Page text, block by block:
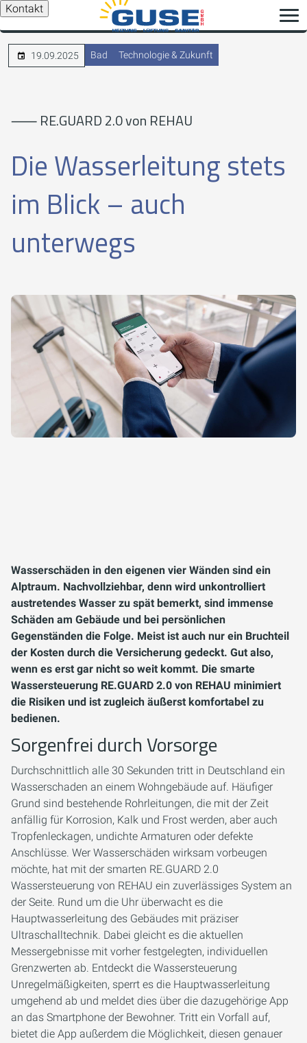
Kontakt
19.09.2025 Bad Technologie & Zukunft
⸺ RE.GUARD 2.0 von REHAU
Die Wasserleitung stets
im Blick – auch
unterwegs
Wasserschäden in den eigenen vier Wänden sind ein
Alptraum. Nachvollziehbar, denn wird unkontrolliert
austretendes Wasser zu spät bemerkt, sind immense
Schäden am Gebäude und bei persönlichen
Gegenständen die Folge. Meist ist auch nur ein Bruchteil
der Kosten durch die Versicherung gedeckt. Gut also,
wenn es erst gar nicht so weit kommt. Die smarte
Wassersteuerung RE.GUARD 2.0 von REHAU minimiert
die Risiken und ist zugleich äußerst komfortabel zu
bedienen.
Sorgenfrei durch Vorsorge
Durchschnittlich alle 30 Sekunden tritt in Deutschland ein
Wasserschaden an einem Wohngebäude auf. Häufiger
Grund sind bestehende Rohrleitungen, die mit der Zeit
anfällig für Korrosion, Kalk und Frost werden, aber auch
Tropfenleckagen, undichte Armaturen oder defekte
Anschlüsse. Wer Wasserschäden wirksam vorbeugen
möchte, hat mit der smarten RE.GUARD 2.0
Wassersteuerung von REHAU ein zuverlässiges System an
der Seite. Rund um die Uhr überwacht es die
Hauptwasserleitung des Gebäudes mit präziser
Ultraschalltechnik. Dabei gleicht es die aktuellen
Messergebnisse mit vorher festgelegten, individuellen
Grenzwerten ab. Entdeckt die Wassersteuerung
Unregelmäßigkeiten, sperrt es die Hauptwasserleitung
umgehend ab und meldet dies über die dazugehörige App
an das Smartphone der Bewohner. Tritt ein Vorfall auf,
bietet die App außerdem die Möglichkeit, diesen genauer